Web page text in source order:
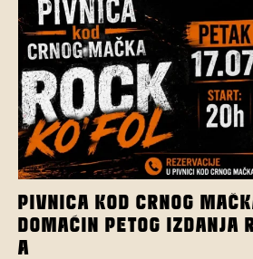
PIVNICA KOD CRNOG
DOMAĆIN PETOG IZDANJA
A